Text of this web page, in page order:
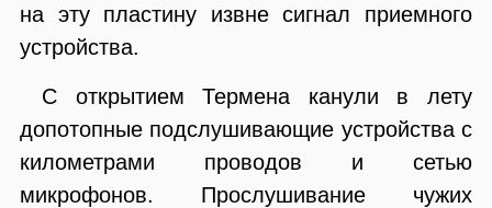
на эту пластину извне сигнал приемного
устройства.
С открытием Термена канули в лету
допотопные подслушивающие устройства с
километрами проводов и сетью
микрофонов. Прослушивание чужих